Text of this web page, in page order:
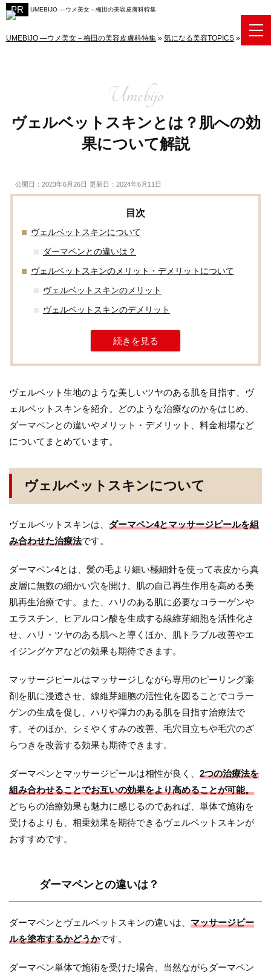
UMEBIJO ―ウメ美女－梅田の美容皮膚科特集
UMEBIJO ―ウメ美女－梅田の美容皮膚科特集 » 気になる美容TOPICS » ヴェル
ヴェルベットスキンとは？肌への効
果について解説
公開日：2023年6月26日 更新日：2024年6月11日
ヴェルベットスキンについて
ダーマペンとの違いは？
ヴェルベットスキンのメリット・デメリットについて
ヴェルベットスキンのメリット
ヴェルベットスキンのデメリット
続きを見る
ヴェルベット生地のような美しいツヤのある肌を目指す、ヴ
ェルベットスキンを紹介。どのような治療なのかをはじめ、
ダーマペンとの違いやメリット・デメリット、料金相場など
についてまとめています。
ヴェルベットスキンについて
ヴェルベットスキンは、 ダーマペン4とマッサージピールを組
み合わせた治療法です。
ダーマペン4とは、髪の毛より細い極細針を使って表皮から真
皮層に無数の細かい穴を開け、肌の自己再生作用を高める美
肌再生治療です。また、ハリのある肌に必要なコラーゲンや
エラスチン、ヒアルロン酸を生成する線維芽細胞を活性化さ
せ、ハリ・ツヤのある肌へと導くほか、肌トラブル改善やエ
イジングケアなどの効果も期待できます。
マッサージピールはマッサージしながら専用のピーリング薬
剤を肌に浸透させ、線維芽細胞の活性化を図ることでコラー
ゲンの生成を促し、ハリや弾力のある肌を目指す治療法で
す。そのほか、シミやくすみの改善、毛穴目立ちや毛穴のざ
らつきを改善する効果も期待できます。
ダーマペンとマッサージピールは相性が良く、 2つの治療法を
組み合わせることでお互いの効果をより高めることが可能。
どちらの治療効果も魅力に感じるのであれば、単体で施術を
受けるよりも、相乗効果を期待できるヴェルベットスキンが
おすすめです。
ダーマペンとの違いは？
ダーマペンとヴェルベットスキンの違いは、 マッサージピー
ルを塗布するかどうかです。
ダーマペン単体で施術を受けた場合、当然ながらダーマペン